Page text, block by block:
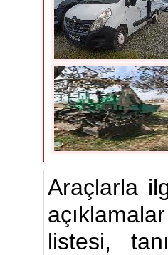
Araçlarla
listesi,